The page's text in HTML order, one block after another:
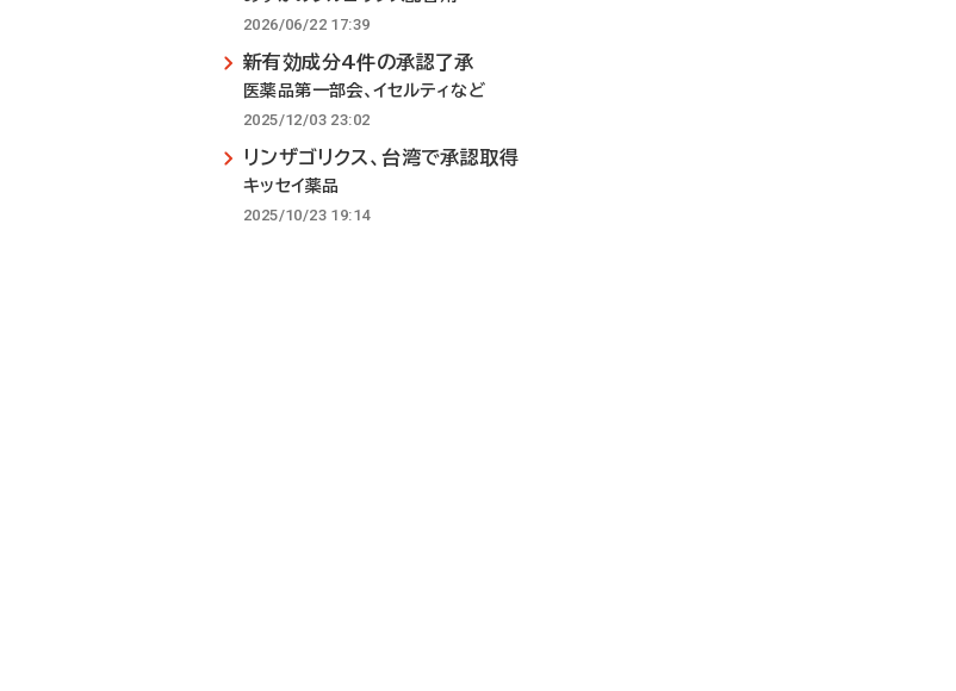
2026/06/22 17:39
新有効成分4件の承認了承
医薬品第一部会、イセルティなど
2025/12/03 23:02
リンザゴリクス、台湾で承認取得
キッセイ薬品
2025/10/23 19:14